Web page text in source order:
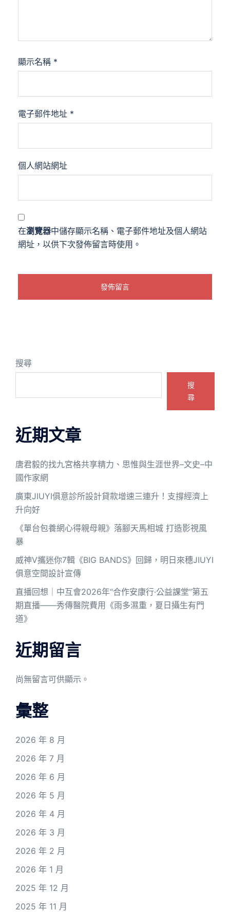
顯示名稱 *
電子郵件地址 *
個人網站網址
在瀏覽器中儲存顯示名稱、電子郵件地址及個人網站
網址，以供下次發佈留言時使用。
搜尋
搜
尋
近期文章
唐君毅的找九宮格共享精力、思惟與生涯世界–文史–中
國作家網
廣東JIUYI俱意診所設計貸款增速三連升！支撐經濟上
升向好
《單台包養網心得親母親》落腳天馬相城 打造影視風
暴
威神V攜迷你7輯《BIG BANDS》回歸，明日來穗JIUYI
俱意空間設計宣傳
直播回想｜中互會2026年“合作安康行·公益課堂”第五
期直播——秀傳醫院費用《雨多濕重，夏日攝生有門
道》
近期留言
尚無留言可供顯示。
彙整
2026 年 8 月
2026 年 7 月
2026 年 6 月
2026 年 5 月
2026 年 4 月
2026 年 3 月
2026 年 2 月
2026 年 1 月
2025 年 12 月
2025 年 11 月